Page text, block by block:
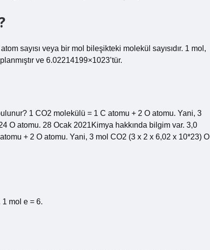
sayısı veya bir mol bileşikteki molekül sayısıdır. 1 mol,
ve 6.02214199×1023’tür.
1 CO2 molekülü = 1 C atomu + 2 O atomu. Yani, 3
O atomu. 28 Ocak 2021Kimya hakkında bilgim var. 3,0
+ 2 O atomu. Yani, 3 mol CO2 (3 x 2 x 6,02 x 10*23) O
mol e = 6.